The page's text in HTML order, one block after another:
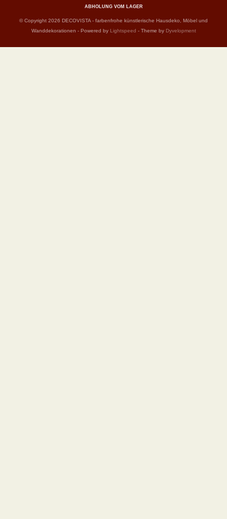
ABHOLUNG VOM LAGER
© Copyright 2026 DECOVISTA - farbenfrohe künstlerische Hausdeko, Möbel und
Wanddekorationen - Powered by Lightspeed - Theme by Dyvelopment